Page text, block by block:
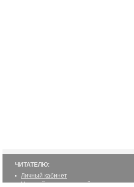
ЧИТАТЕЛЮ:
Личный кабинет
Настройка уведомлений